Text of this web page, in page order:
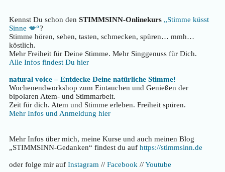
Kennst Du schon den STIMMSINN-Onlinekurs „Stimme küsst
Sinne 💋“?
Stimme hören, sehen, tasten, schmecken, spüren… mmh…
köstlich.
Mehr Freiheit für Deine Stimme. Mehr Singgenuss für Dich.
Alle Infos findest Du hier
natural voice – Entdecke Deine natürliche Stimme!
Wochenendworkshop zum Eintauchen und Genießen der
bipolaren Atem- und Stimmarbeit.
Zeit für dich. Atem und Stimme erleben. Freiheit spüren.
Mehr Infos und Anmeldung hier
Mehr Infos über mich, meine Kurse und auch meinen Blog
„STIMMSINN-Gedanken“ findest du auf https://stimmsinn.de
oder folge mir auf Instagram // Facebook //Youtube